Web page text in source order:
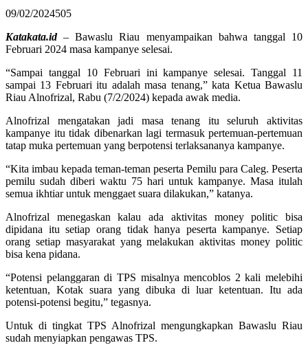
09/02/2024505
Katakata.id– Bawaslu Riau menyampaikan bahwa tanggal 10
Februari 2024 masa kampanye selesai.
“Sampai tanggal 10 Februari ini kampanye selesai. Tanggal 11
sampai 13 Februari itu adalah masa tenang,” kata Ketua Bawaslu
Riau Alnofrizal, Rabu (7/2/2024) kepada awak media.
Alnofrizal mengatakan jadi masa tenang itu seluruh aktivitas
kampanye itu tidak dibenarkan lagi termasuk pertemuan-pertemuan
tatap muka pertemuan yang berpotensi terlaksananya kampanye.
“Kita imbau kepada teman-teman peserta Pemilu para Caleg. Peserta
pemilu sudah diberi waktu 75 hari untuk kampanye. Masa itulah
semua ikhtiar untuk menggaet suara dilakukan,” katanya.
Alnofrizal menegaskan kalau ada aktivitas money politic bisa
dipidana itu setiap orang tidak hanya peserta kampanye. Setiap
orang setiap masyarakat yang melakukan aktivitas money politic
bisa kena pidana.
“Potensi pelanggaran di TPS misalnya mencoblos 2 kali melebihi
ketentuan, Kotak suara yang dibuka di luar ketentuan. Itu ada
potensi-potensi begitu,” tegasnya.
Untuk di tingkat TPS Alnofrizal mengungkapkan Bawaslu Riau
sudah menyiapkan pengawas TPS.